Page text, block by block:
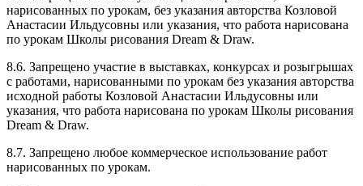
нарисованных по урокам, без указания авторства Козловой
Анастасии Ильдусовны или указания, что работа нарисована
по урокам Школы рисования Dream & Draw.
8.6. Запрещено участие в выставках, конкурсах и розыгрышах
с работами, нарисованными по урокам без указания авторства
исходной работы Козловой Анастасии Ильдусовны или
указания, что работа нарисована по урокам Школы рисования
Dream & Draw.
8.7. Запрещено любое коммерческое использование работ
нарисованных по урокам.